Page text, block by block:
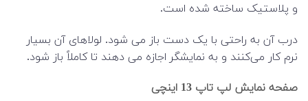
و پلاستیک ساخته شده است.
درب آن به راحتی با یک دست باز می شود. لولاهای آن بسیار
نرم کار می‌کنند و به نمایشگر اجازه می دهند تا کاملاً باز شود.
صفحه نمایش لپ تاپ 13 اینچی